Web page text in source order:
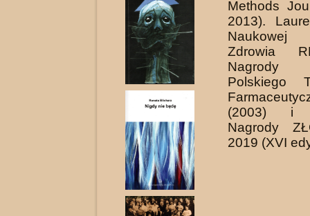
Methods
2013).
Zdrowia
Nagrody
Polskiego
(2003) i
Nagrody
2019 (XVI